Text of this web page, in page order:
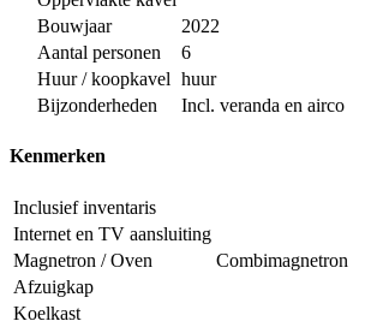
Bouwjaar
2022
Aantal personen
6
Huur / koopkavel huur
Bijzonderheden
Incl. veranda en airco
Kenmerken
Inclusief inventaris
Internet en TV aansluiting
Magnetron / Oven
Combimagnetron
Afzuigkap
Koelkast